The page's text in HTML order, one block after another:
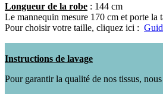
Longueur de la robe : 144 cm
Le mannequin mesure 170 cm et porte la
Pour choisir votre taille, cliquez ici :
Instructions de lavage
Pour garantir la qualité de nos tissus,